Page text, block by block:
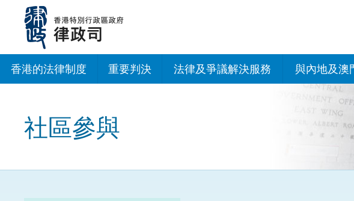
內
香港的法律制度 重要判決 法律及爭議解決服務 與內地及澳
與內地的安
香港與內
商事案件判
關於建立更
社區參與